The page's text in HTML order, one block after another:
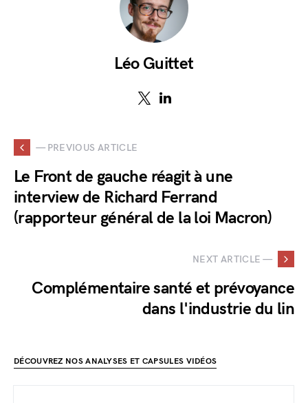
Léo Guittet
— PREVIOUS ARTICLE
Le Front de gauche réagit à une
interview de Richard Ferrand
(rapporteur général de la loi Macron)
NEXT ARTICLE —
Complémentaire santé et prévoyance
dans l'industrie du lin
DÉCOUVREZ NOS ANALYSES ET CAPSULES VIDÉOS